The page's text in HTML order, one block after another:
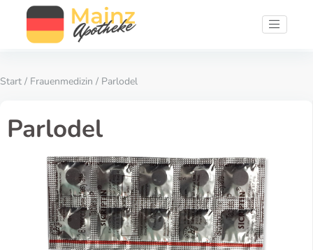
Start / Frauenmedizin / Parlodel
Parlodel